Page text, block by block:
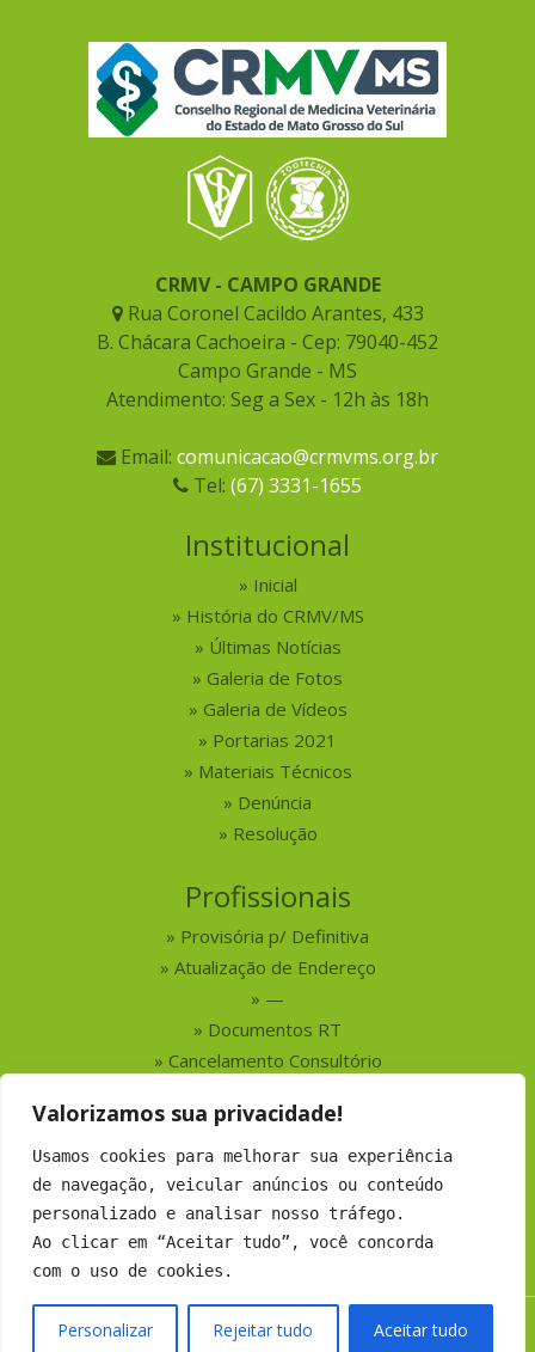
Valorizamos sua privacidade!
Usamos cookies para melhorar sua experiência
de navegação, veicular anúncios ou conteúdo
personalizado e analisar nosso tráfego.
Ao clicar em “Aceitar tudo”, você concorda
com o uso de cookies.
Personalizar Rejeitar tudo Aceitar tudo
CRMV - CAMPO GRANDE
Rua Coronel Cacildo Arantes, 433
B. Chácara Cachoeira - Cep: 79040-452
Campo Grande - MS
Atendimento: Seg a Sex - 12h às 18h
Email: comunicacao@crmvms.org.br
Tel: (67) 3331-1655
Institucional
Inicial
História do CRMV/MS
Últimas Notícias
Galeria de Fotos
Galeria de Vídeos
Portarias 2021
Materiais Técnicos
Denúncia
Resolução
Profissionais
Provisória p/ Definitiva
Atualização de Endereço
—
Documentos RT
Cancelamento Consultório
Serviços
Busca por Profissionais
Busca por Empresas
Números do CRMV-MS
Copyright 2019 CRMV-MS - Todos os direitos Reservados.